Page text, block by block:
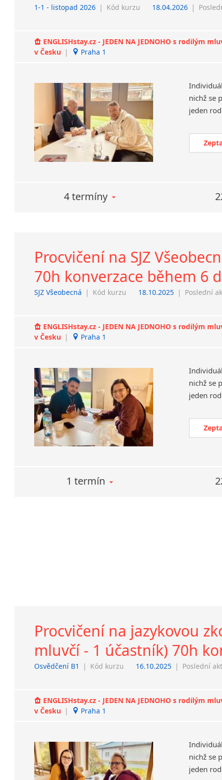
1-1 - listopad 2026 | Kód kurzu 18.04.2026 |
ENGLISHstay.cz - JEDEN NA JEDNOHO s rodilým
v Česku | Praha 1
nichž se
4 termíny
Procvičení na SJZ
70h konverzace během 6
SJZ Všeobecná | Kód kurzu 18.10.2025 | Poslední
ENGLISHstay.cz - JEDEN NA JEDNOHO s rodilým
v Česku | Praha 1
nichž se
1 termín
Procvičení na jazykovou
mluvčí - 1 účastník) 70h
Osvědčení B1 | Kód kurzu 16.10.2025 | Poslední
ENGLISHstay.cz - JEDEN NA JEDNOHO s rodilým
v Česku | Praha 1
nichž se